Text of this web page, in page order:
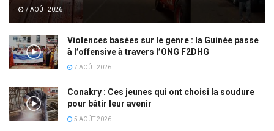
7 AOÛT 2026
Violences basées sur le genre : la Guinée passe
à l’offensive à travers l’ONG F2DHG
7 AOÛT 2026
Conakry : Ces jeunes qui ont choisi la soudure
pour bâtir leur avenir
5 AOÛT 2026